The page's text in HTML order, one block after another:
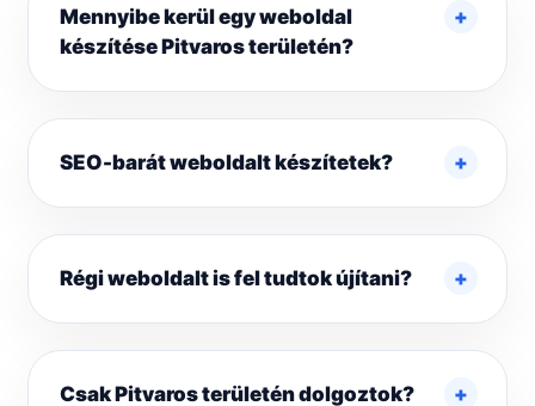
Mennyibe kerül egy weboldal
készítése Pitvaros területén?
SEO-barát weboldalt készítetek?
Régi weboldalt is fel tudtok újítani?
Csak Pitvaros területén dolgoztok?